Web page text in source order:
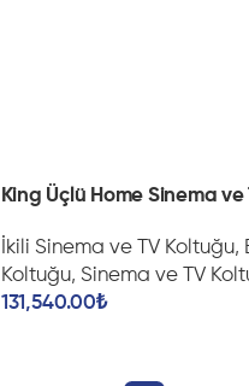
King Üçlü Home Sinema
İkili Sinema ve TV Koltuğu,
Koltuğu, Sinema ve TV
131,540.00₺